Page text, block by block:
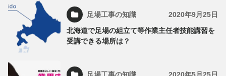
足場工事の知識 2020年9月25日
北海道で足場の組立て等作業主任者技能講習を
受講できる場所は？